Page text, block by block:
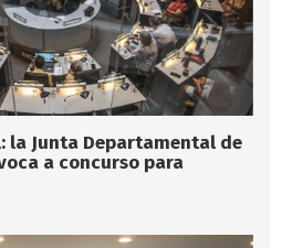
la Junta Departamental de
a concurso para